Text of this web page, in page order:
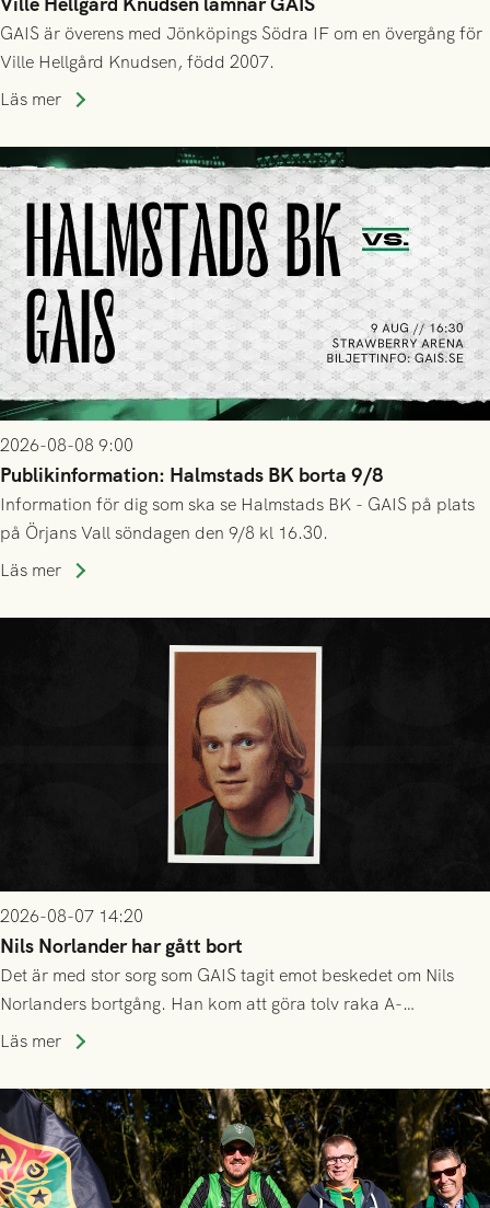
GAIS är överens med Jönköpings Södra IF om en övergång för
Ville Hellgård Knudsen, född 2007.
Läs mer
2026-08-08 9:00
Publikinformation: Halmstads BK borta 9/8
Information för dig som ska se Halmstads BK - GAIS på plats
på Örjans Vall söndagen den 9/8 kl 16.30.
Läs mer
2026-08-07 14:20
Nils Norlander har gått bort
Det är med stor sorg som GAIS tagit emot beskedet om Nils
Norlanders bortgång. Han kom att göra tolv raka A-
lagssäsonger i Grönsvart och är en av få spelare som i GAIS
Läs mer